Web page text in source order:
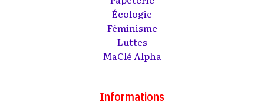
Écologie
Féminisme
Luttes
MaClé Alpha
Informations